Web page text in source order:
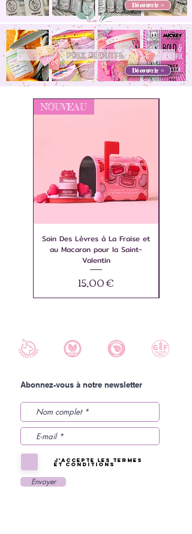
Découvrir >>
Découvrir >>
NOUVEAU
Soin Des Lèvres à La Fraise et
au Macaron pour la Saint-
Valentin
Prix
15,00 €
Abonnez-vous à notre newsletter
J’accepte les termes
et conditions
Envoyer